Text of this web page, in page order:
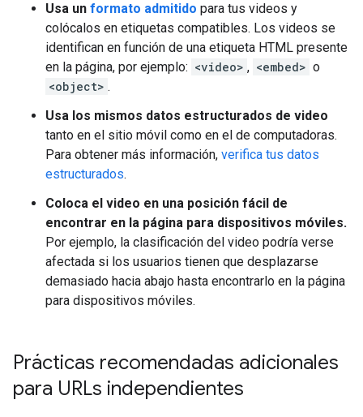
Usa un formato admitido para tus videos y
colócalos en etiquetas compatibles. Los videos se
identifican en función de una etiqueta HTML presente
en la página, por ejemplo: <video> , <embed> o
<object> .
Usa los mismos datos estructurados de video
tanto en el sitio móvil como en el de computadoras.
Para obtener más información, verifica tus datos
estructurados.
Coloca el video en una posición fácil de
encontrar en la página para dispositivos móviles.
Por ejemplo, la clasificación del video podría verse
afectada si los usuarios tienen que desplazarse
demasiado hacia abajo hasta encontrarlo en la página
para dispositivos móviles.
Prácticas recomendadas adicionales
para URLs independientes